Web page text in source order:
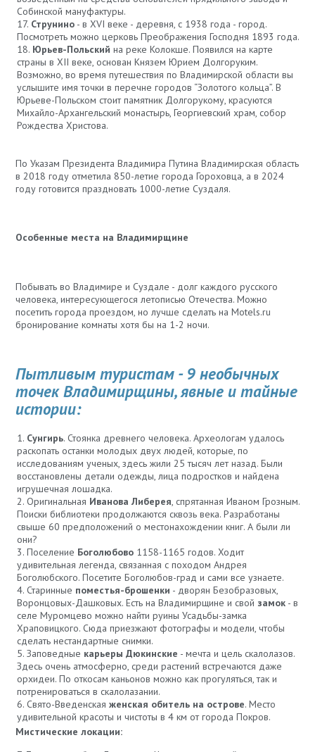
Собинской мануфактуры.
Струнино- в XVI веке - деревня, с 1938 года - город.
Посмотреть можно церковь Преображения Господня 1893 года.
Юрьев-Польский на реке Колокше. Появился на карте
страны в XII веке, основан Князем Юрием Долгоруким.
Возможно, во время путешествия по Владимирской области вы
услышите имя точки в перечне городов “Золотого кольца”. В
Юрьеве-Польском стоит памятник Долгорукому, красуются
Михайло-Архангельский монастырь, Георгиевский храм, собор
Рождества Христова.
По Указам Президента Владимира Путина Владимирская область
в 2018 году отметила 850-летие города Гороховца, а в 2024
году готовится праздновать 1000-летие Суздаля.
Особенные места на Владимирщине
Побывать во Владимире и Суздале - долг каждого русского
человека, интересующегося летописью Отечества. Можно
посетить города проездом, но лучше сделать на Motels.ru
бронирование комнаты хотя бы на 1-2 ночи.
Пытливым туристам - 9 необычных
точек Владимирщины, явные и тайные
истории:
Сунгирь. Стоянка древнего человека. Археологам удалось
раскопать останки молодых двух людей, которые, по
исследованиям ученых, здесь жили 25 тысяч лет назад. Были
восстановлены детали одежды, лица подростков и найдена
игрушечная лошадка.
Оригинальная Иванова Либерея, спрятанная Иваном Грозным.
Поиски библиотеки продолжаются сквозь века. Разработаны
свыше 60 предположений о местонахождении книг. А были ли
они?
Поселение Боголюбово1158-1165 годов. Ходит
удивительная легенда, связанная с походом Андрея
Боголюбского. Посетите Боголюбов-град и сами все узнаете.
Старинные поместья-брошенки - дворян Безобразовых,
Воронцовых-Дашковых. Есть на Владимирщине и свой замок- в
селе Муромцево можно найти руины Усадьбы-замка
Храповицкого. Сюда приезжают фотографы и модели, чтобы
сделать нестандартные снимки.
Заповедные карьеры Дюкинские - мечта и цель скалолазов.
Здесь очень атмосферно, среди растений встречаются даже
орхидеи. По откосам каньонов можно как прогуляться, так и
потренироваться в скалолазании.
Свято-Введенская женская обитель на острове. Место
удивительной красоты и чистоты в 4 км от города Покров.
Мистические локации: